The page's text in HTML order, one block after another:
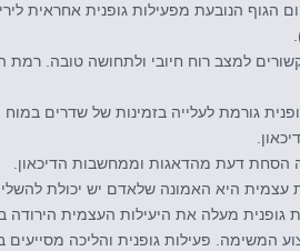
הגוף הנובעת מפעילות גופנית אחראית
למצב רוח חיובי ולתחושה טובה. רמת
גורמת לעלייה בזמינות של שדרים במוח
הסחת דעת מהדאגות וממחשבות הדיכאון.
עצמית היא האמונה שלאדם יש יכולת
מעלה את היעילות העצמית הירודה
המשימה. פעילות גופנית והליכה